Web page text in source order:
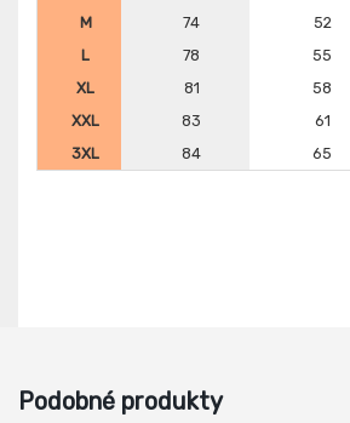
M
74 52
L
78 55
XL
81 58
XXL
83 61
3XL
84 65
Podobné produkty